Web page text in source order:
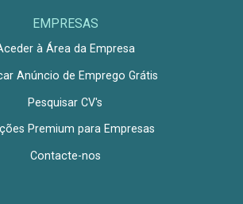
EMPRESAS
à Área da Empresa
Anúncio de Emprego Grátis
Pesquisar CV's
Premium para Empresas
Contacte-nos